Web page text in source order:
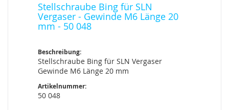
Stellschraube Bing für SLN
Vergaser - Gewinde M6 Länge 20
mm - 50 048
Beschreibung:
Stellschraube Bing für SLN Vergaser
Gewinde M6 Länge 20 mm
Artikelnummer:
50 048